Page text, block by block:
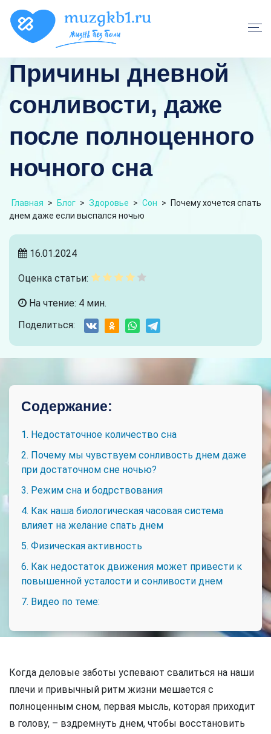
Причины дневной
сонливости, даже
после полноценного
ночного сна
Главная > Блог > Здоровье > Сон >
Почему хочется спать
днем даже если выспался ночью
16.01.2024
Оценка статьи:
На чтение: 4 мин.
Поделиться:
Содержание:
1. Недостаточное количество сна
2. Почему мы чувствуем сонливость днем даже
при достаточном сне ночью?
3. Режим сна и бодрствования
4. Как наша биологическая часовая система
влияет на желание спать днем
5. Физическая активность
6. Как недостаток движения может привести к
повышенной усталости и сонливости днем
7. Видео по теме:
Когда деловые заботы успевают свалиться на наши
плечи и привычный ритм жизни мешается с
полноценным сном, первая мысль, которая приходит
в голову, – вздремнуть днем, чтобы восстановить